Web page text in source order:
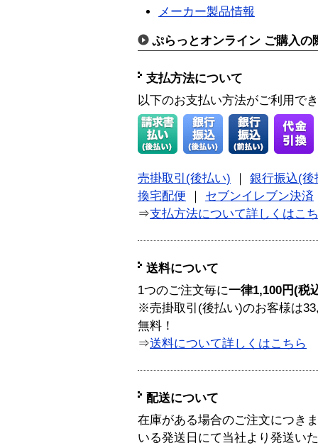
メーカー製品情報
ぷらっとオンライン ご購入の
支払方法について
以下のお支払い方法がご利用で
売掛取引(後払い)
銀行振込(後
換宅配便
セブンイレブン決済
⇒支払方法について詳しくはこ
送料について
1つのご注文毎に一律1,100円(税
※売掛取引(後払い)のお客様は
無料！
⇒送料について詳しくはこちら
配送について
在庫がある場合のご注文につき
いる発送日にて当社より発送い